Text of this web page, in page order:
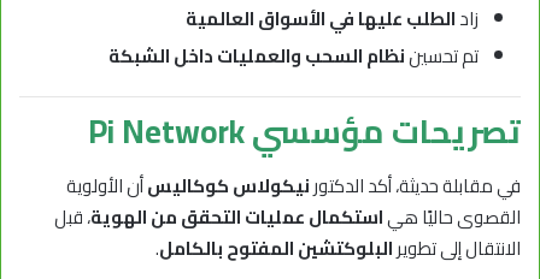
زادالطلب عليها في الأسواق العالمية
تم تحسيننظام السحب والعمليات داخل الشبكة
تصريحات مؤسسي Pi Network
في مقابلة حديثة، أكد الدكتورنيكولاس كوكاليسأن الأولوية
القصوى حاليًا هياستكمال عمليات التحقق من الهوية، قبل
الانتقال إلى تطويرالبلوكتشين المفتوح بالكامل.